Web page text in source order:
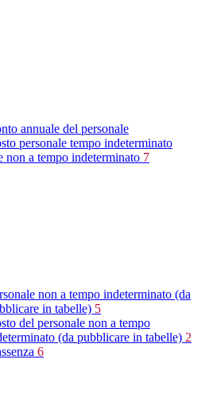
annuale del personale
personale tempo indeterminato
non a tempo indeterminato 7
non a tempo indeterminato (da
in tabelle) 5
del personale non a tempo
(da pubblicare in tabelle) 2
6